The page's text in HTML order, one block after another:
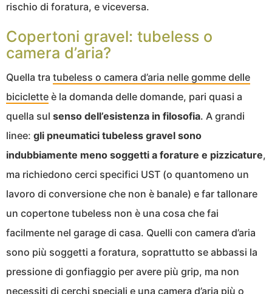
rischio di foratura, e viceversa.
Copertoni gravel: tubeless o
camera d’aria?
Quella tra tubeless o camera d’aria nelle gomme delle
biciclette è la domanda delle domande, pari quasi a
quella sul senso dell’esistenza in filosofia. A grandi
linee: gli pneumatici tubeless gravel sono
indubbiamente meno soggetti a forature e pizzicature,
ma richiedono cerci specifici UST (o quantomeno un
lavoro di conversione che non è banale) e far tallonare
un copertone tubeless non è una cosa che fai
facilmente nel garage di casa. Quelli con camera d’aria
sono più soggetti a foratura, soprattutto se abbassi la
pressione di gonfiaggio per avere più grip, ma non
necessiti di cerchi speciali e una camera d’aria più o